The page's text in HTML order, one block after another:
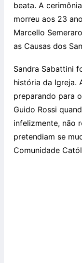
beata. A
morreu aos 23
Marcello
as Causas dos
Sandra Sabattini
história da Igreja.
preparando para
Guido Rossi
infelizmente, não
pretendiam se
Comunidade